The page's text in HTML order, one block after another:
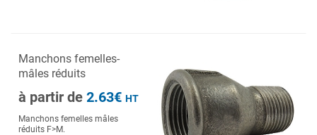
Manchons femelles-
mâles réduits
à partir de 2.63€ HT
Manchons femelles mâles
réduits F>M.